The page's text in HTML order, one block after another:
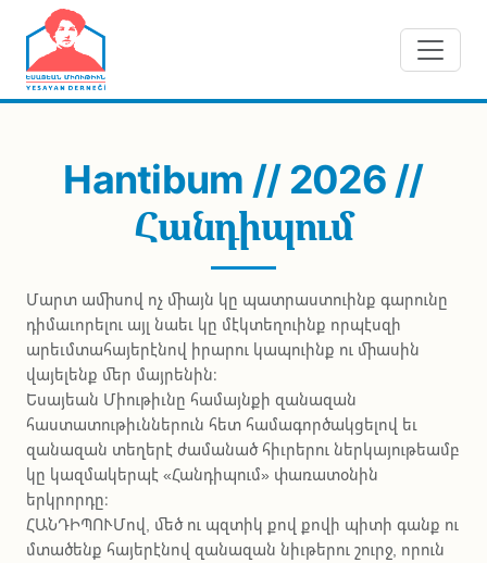
Skip to main content
Hantibum // 2026 //
Հանդիպում
Մարտ ամիսով ոչ միայն կը պատրաստուինք գարունը
դիմաւորելու այլ նաեւ կը մէկտեղուինք որպէսզի
արեւմտահայերէնով իրարու կապուինք ու միասին
վայելենք մեր մայրենին։
Եսայեան Միութիւնը համայնքի զանազան
հաստատութիւններուն հետ համագործակցելով եւ
զանազան տեղերէ ժամանած հիւրերու ներկայութեամբ
կը կազմակերպէ «Հանդիպում» փառատօնին
երկրորդը։
ՀԱՆԴԻՊՈՒՄով, մեծ ու պզտիկ քով քովի պիտի գանք ու
մտածենք հայերէնով զանազան նիւթերու շուրջ, որուն